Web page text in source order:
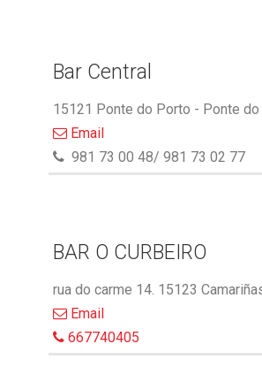
Bar Central
15121 Ponte do Porto - Ponte
Email
981 73 00 48/ 981 73 02 77
BAR O CURBEIRO
rua do carme 14. 15123
Email
667740405